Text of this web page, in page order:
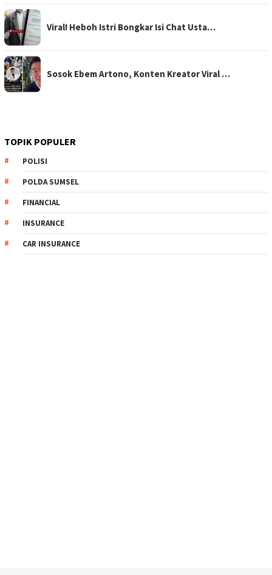
Viral! Heboh Istri Bongkar Isi Chat Usta…
Sosok Ebem Artono, Konten Kreator Viral …
TOPIK POPULER
POLISI
POLDA SUMSEL
FINANCIAL
INSURANCE
CAR INSURANCE